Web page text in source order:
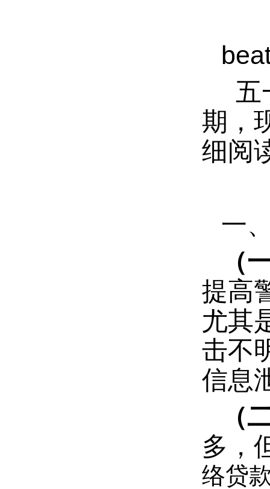
五
期，
细阅
一
（
提高
尤其
击不
信息
（
多，
络贷